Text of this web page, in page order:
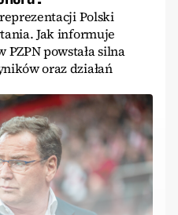
reprezentacji Polski
Jak informuje
powstała silna
oraz działań